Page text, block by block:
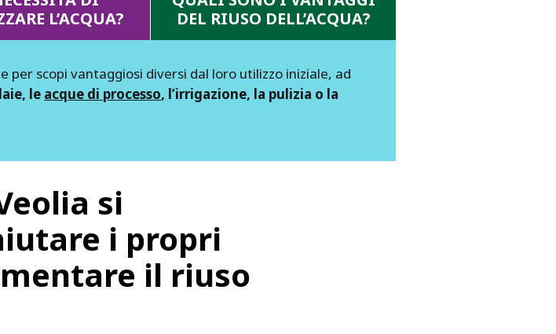
scopi vantaggiosi diversi dal loro utilizzo iniziale, ad
le acque di processo, l’irrigazione, la pulizia o la
L’ACQUA?
DEL RIUSO DELL’ACQUA?
si
i propri
il riuso